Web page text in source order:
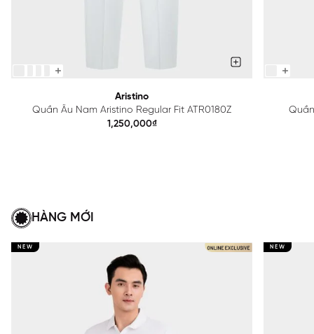
Aristino
Quần Âu Nam Aristino Regular Fit ATR0180Z
1,250,000₫
HÀNG MỚI
NEW NEW